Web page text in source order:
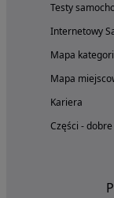
Testy
Internetowy
Mapa
Mapa
Kariera
Części -